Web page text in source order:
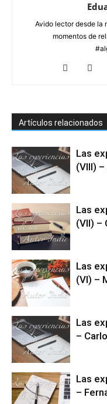
Avido lector desde la
momentos de
Artículos relacionados
Las
(VIII)
Las
(VII) –
Las
(VI) –
Las
–
Las
–